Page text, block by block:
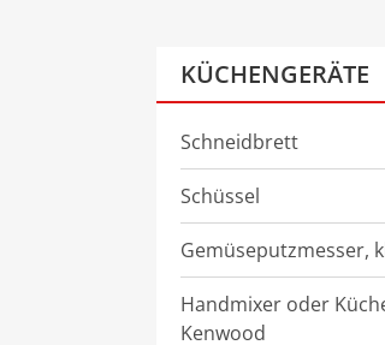
KÜCHENGERÄTE
Schneidbrett
Schüssel
Gemüseputzmesser,
Handmixer oder
Kenwood